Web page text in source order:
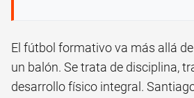
El fútbol formativo va más allá
un balón. Se trata de disciplina,
desarrollo físico integral.